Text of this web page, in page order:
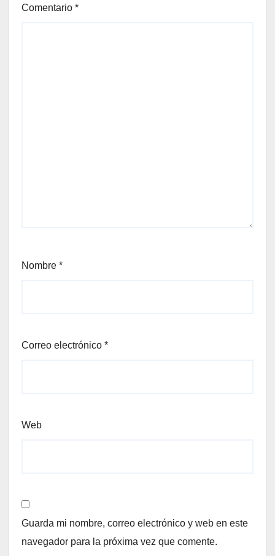
Comentario *
Nombre *
Correo electrónico *
Web
Guarda mi nombre, correo electrónico y web en este
navegador para la próxima vez que comente.